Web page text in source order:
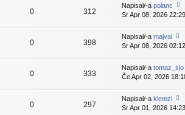
k
e
z
d
nji
pr
is
p
e
0 312
Napisal/-a polanc
o
ej
z
d
nji
pr
is
p
e
Sr Apr 08, 2026 22:29
0 398
Napisal/-a majval
o
ej
z
d
nji
pr
Sr Apr 08, 2026 02:12
0 333
Napisal/-a tomaz_slo
Če Apr 02, 2026
0 297
Napisal/-a klemzi
o
Sr Apr 01, 2026 14:23